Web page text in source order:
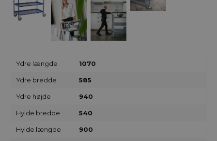
Ydre længde 1070
Ydre bredde 585
Ydre højde 940
Hylde bredde 540
Hylde længde 900